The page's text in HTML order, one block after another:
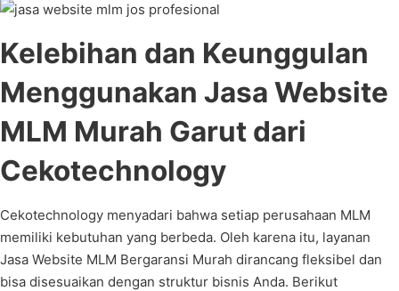
Kelebihan dan Keunggulan
Menggunakan Jasa Website
MLM Murah Garut dari
Cekotechnology
Cekotechnology menyadari bahwa setiap perusahaan MLM
memiliki kebutuhan yang berbeda. Oleh karena itu, layanan
Jasa Website MLM Bergaransi Murah dirancang fleksibel dan
bisa disesuaikan dengan struktur bisnis Anda. Berikut